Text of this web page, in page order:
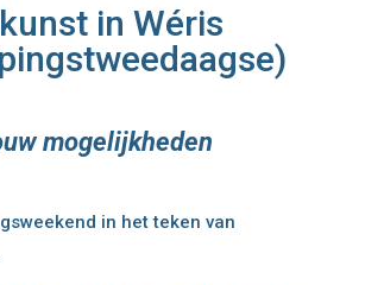
in Wéris
mogelijkheden
in het teken van